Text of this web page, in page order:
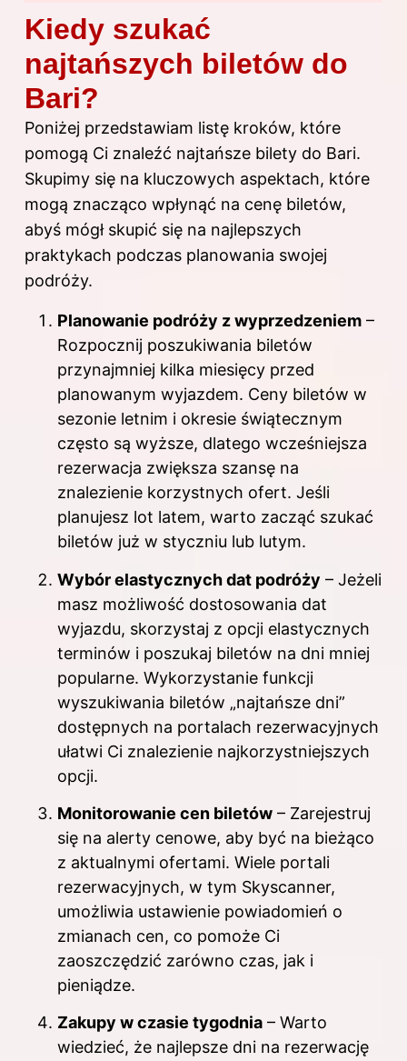
Kiedy szukać
najtańszych biletów do
Bari?
Poniżej przedstawiam listę kroków, które
pomogą Ci znaleźć najtańsze bilety do Bari.
Skupimy się na kluczowych aspektach, które
mogą znacząco wpłynąć na cenę biletów,
abyś mógł skupić się na najlepszych
praktykach podczas planowania swojej
podróży.
Planowanie podróży z wyprzedzeniem –
Rozpocznij poszukiwania biletów
przynajmniej kilka miesięcy przed
planowanym wyjazdem. Ceny biletów w
sezonie letnim i okresie świątecznym
często są wyższe, dlatego wcześniejsza
rezerwacja zwiększa szansę na
znalezienie korzystnych ofert. Jeśli
planujesz lot latem, warto zacząć szukać
biletów już w styczniu lub lutym.
Wybór elastycznych dat podróży – Jeżeli
masz możliwość dostosowania dat
wyjazdu, skorzystaj z opcji elastycznych
terminów i poszukaj biletów na dni mniej
popularne. Wykorzystanie funkcji
wyszukiwania biletów „najtańsze dni”
dostępnych na portalach rezerwacyjnych
ułatwi Ci znalezienie najkorzystniejszych
opcji.
Monitorowanie cen biletów – Zarejestruj
się na alerty cenowe, aby być na bieżąco
z aktualnymi ofertami. Wiele portali
rezerwacyjnych, w tym Skyscanner,
umożliwia ustawienie powiadomień o
zmianach cen, co pomoże Ci
zaoszczędzić zarówno czas, jak i
pieniądze.
Zakupy w czasie tygodnia – Warto
wiedzieć, że najlepsze dni na rezerwację